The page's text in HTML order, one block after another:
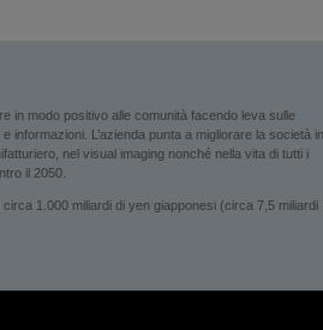
in modo positivo alle comunità facendo leva sulle
informazioni. L’azienda punta a migliorare la società in
nel visual imaging nonché nella vita di tutti i
il 2050.
1.000 miliardi di yen giapponesi (circa 7,5 miliardi